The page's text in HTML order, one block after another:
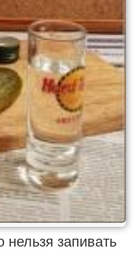
нельзя запивать